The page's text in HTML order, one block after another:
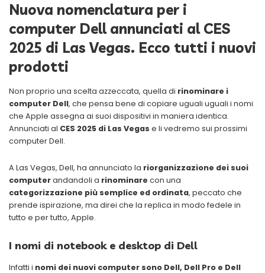
Nuova nomenclatura per i
computer Dell annunciati al CES
2025 di Las Vegas. Ecco tutti i nuovi
prodotti
Non proprio una scelta azzeccata, quella di rinominare i
computer Dell, che pensa bene di copiare uguali uguali i nomi
che Apple assegna ai suoi dispositivi in maniera identica.
Annunciati al CES 2025 di Las Vegas e li vedremo sui prossimi
computer Dell.
A Las Vegas, Dell, ha annunciato la riorganizzazione dei suoi
computerandandoli a rinominare con una
categorizzazione più semplice ed ordinata, peccato che
prende ispirazione, ma direi che la replica in modo fedele in
tutto e per tutto, Apple.
I nomi di notebook e desktop di Dell
Infatti i nomi dei nuovi computer sono Dell, Dell Pro e Dell